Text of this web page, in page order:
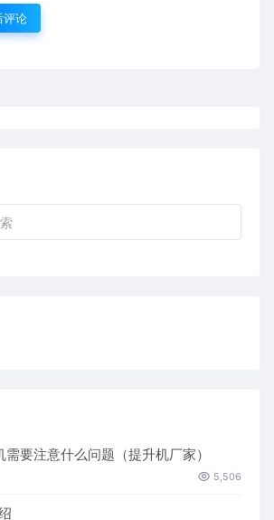
评论
要注意什么问题（提升机厂家）
5,506